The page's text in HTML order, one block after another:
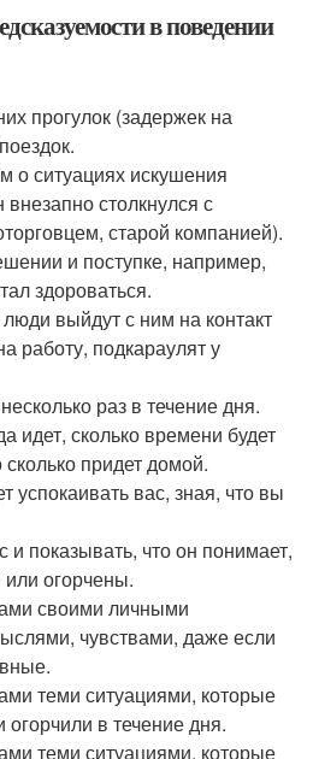
в поведении
прогулок (задержек на
о ситуациях искушения
столкнулся с
старой компанией).
и поступке, например,
здороваться.
выйдут с ним на контакт
работу, подкараулят у
раз в течение дня.
идет, сколько времени будет
придет домой.
успокаивать вас, зная, что вы
и показывать, что он понимает,
огорчены.
своими личными
чувствами, даже если
теми ситуациями, которые
огорчили в течение дня.
теми ситуациями, которые